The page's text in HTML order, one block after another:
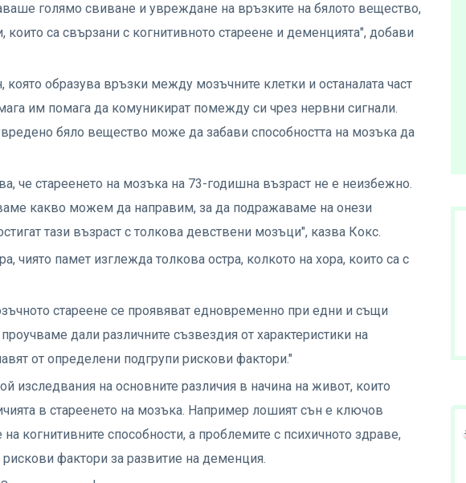
голямо свиване и увреждане на връзките на бялото вещество,
които са свързани с когнитивното стареене и деменцията", добави
която образува връзки между мозъчните клетки и останалата част
им помага да комуникират помежду си чрез нервни сигнали.
бяло вещество може да забави способността на мозъка да
че стареенето на мозъка на 73-годишна възраст не е неизбежно.
какво можем да направим, за да подражаваме на онези
тази възраст с толкова девствени мозъци", казва Кокс.
чиято памет изглежда толкова остра, колкото на хора, които са с
стареене се проявяват едновременно при едни и същи
дали различните съзвездия от характеристики на
от определени подгрупи рискови фактори."
изследвания на основните различия в начина на живот, които
в стареенето на мозъка. Например лошият сън е ключов
когнитивните способности, а проблемите с психичното здраве,
рискови фактори за развитие на деменция.